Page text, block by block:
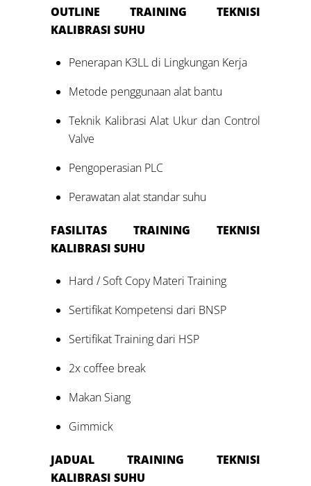
OUTLINE TRAINING TEKNISI
KALIBRASI SUHU
Penerapan K3LL di Lingkungan Kerja
Metode penggunaan alat bantu
Teknik Kalibrasi Alat Ukur dan Control
Valve
Pengoperasian PLC
Perawatan alat standar suhu
FASILITAS TRAINING TEKNISI
KALIBRASI SUHU
Hard / Soft Copy Materi Training
Sertifikat Kompetensi dari BNSP
Sertifikat Training dari HSP
2x coffee break
Makan Siang
Gimmick
JADUAL TRAINING TEKNISI
KALIBRASI SUHU